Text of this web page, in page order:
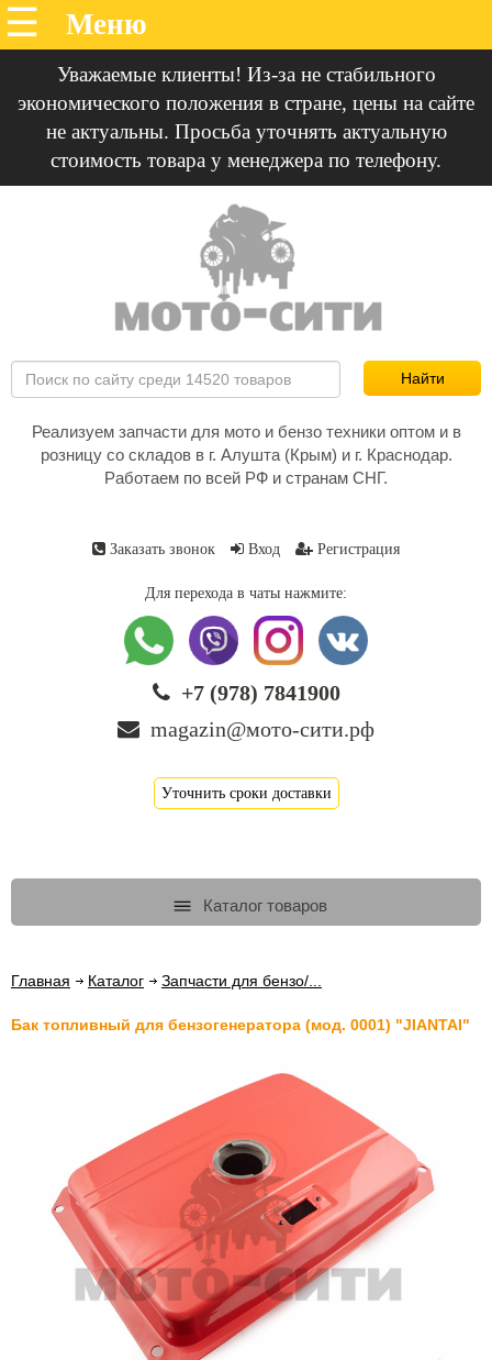
Уважаемые клиенты! Из-за не стабильного
экономического положения в стране, цены на сайте
не актуальны. Просьба уточнять актуальную
стоимость товара у менеджера по телефону.
Реализуем запчасти для мото и бензо техники оптом и в
розницу со складов в г. Алушта (Крым) и г. Краснодар.
Работаем по всей РФ и странам СНГ.
Заказать звонок Вход Регистрация
Для перехода в чаты нажмите:
+7 (978) 7841900
magazin@мото-сити.рф
Уточнить сроки доставки
Каталог товаров
Главная Каталог Запчасти для бензо/...
Бак топливный для бензогенератора (мод. 0001) "JIANTAI"